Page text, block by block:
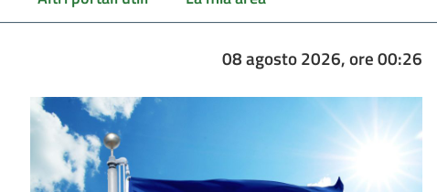
08 agosto 2026, ore 00:26